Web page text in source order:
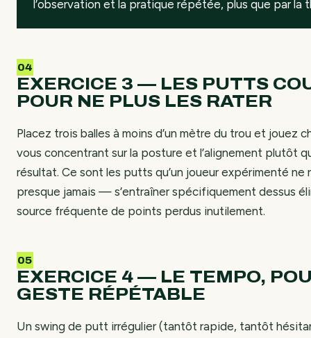
l’observation et la pratique répétée, plus que par la
EXERCICE 3 — LES PUTTS
POUR NE PLUS LES RATER
Placez trois balles à moins d’un mètre du trou et jouez
vous concentrant sur la posture et l’alignement plutôt
résultat. Ce sont les putts qu’un joueur expérimenté ne
presque jamais — s’entraîner spécifiquement dessus
source fréquente de points perdus inutilement.
EXERCICE 4 — LE TEMPO,
GESTE RÉPÉTABLE
Un swing de putt irrégulier (tantôt rapide, tantôt